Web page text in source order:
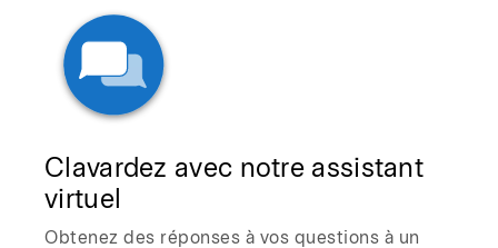
Clavardez avec notre assistant
virtuel
Obtenez des réponses à vos questions à un